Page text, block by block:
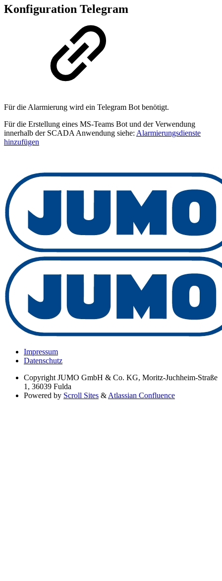
Konfiguration Telegram
Für die Alarmierung wird ein Telegram Bot benötigt.
Für die Erstellung eines MS-Teams Bot und der Verwendung
innerhalb der SCADA Anwendung siehe: Alarmierungsdienste
hinzufügen
Impressum
Datenschutz
Copyright JUMO GmbH & Co. KG, Moritz-Juchheim-Straße
1, 36039 Fulda
Powered by Scroll Sites &Atlassian Confluence